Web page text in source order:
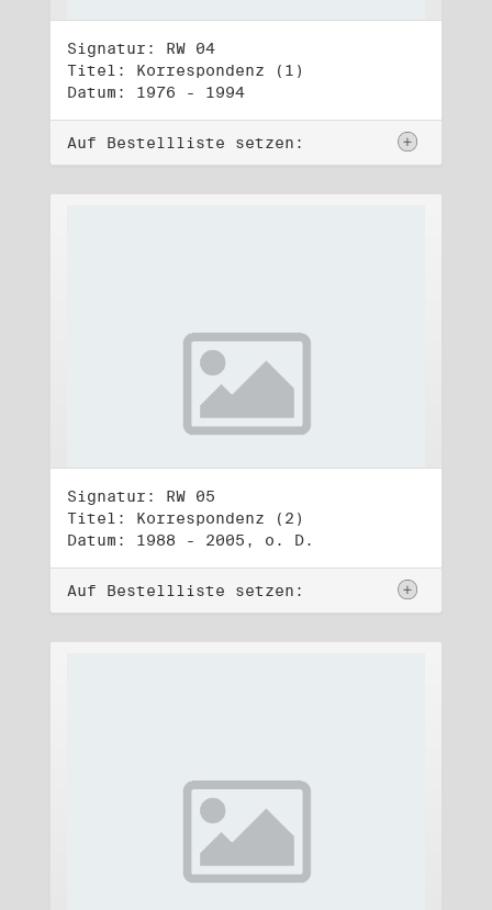
Signatur: RW 04
Titel: Korrespondenz (1)
Datum: 1976 - 1994
Auf Bestellliste setzen:
Signatur: RW 05
Titel: Korrespondenz (2)
Datum: 1988 - 2005, o. D.
Auf Bestellliste setzen: